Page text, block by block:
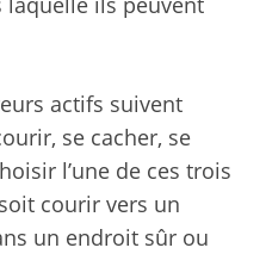
actifs suivent
se cacher, se
l’une de ces trois
courir vers un
un endroit sûr ou